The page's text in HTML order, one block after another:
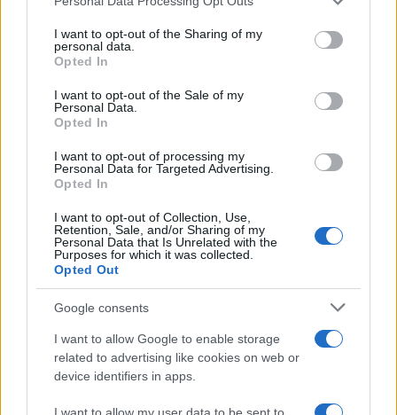
not limited to your visit or usage behaviour. You may click to
grant or deny consent to Google and its third-party tags to
use your data for below specified purposes in below Google
consent section.
I want to opt-out of the Sharing of my
personal data.
Opted In
I want to opt-out of the Sale of my
Personal Data.
Opted In
I want to opt-out of processing my
Personal Data for Targeted Advertising.
Opted In
I want to opt-out of Collection, Use,
Retention, Sale, and/or Sharing of my
Personal Data that Is Unrelated with the
Purposes for which it was collected.
Opted Out
Google consents
I want to allow Google to enable storage
related to advertising like cookies on web or
device identifiers in apps.
soprattutto una valenza simbolica: mette in
evidenza la fluidità degli equilibri e impone alla
coalizione riflessioni su leadership, candidati locali
AUTORE
Marco Tessari
specializzato in sport invernali e montagna,
segue da anni Coppa del Mondo di sci,
Olimpiadi invernali e alpinismo; racconta gare,
atleti e cultura della montagna con
competenza tecnica e passione per le terre
alte.